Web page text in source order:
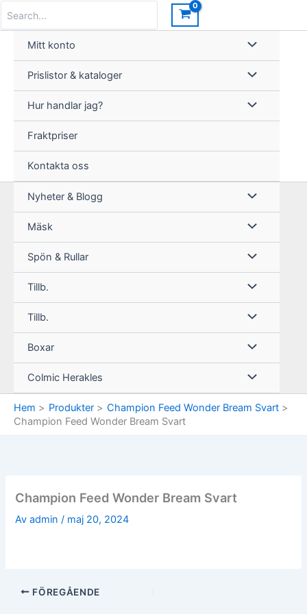
innehåll
for:
Mitt konto
Prislistor & kataloger
Hur handlar jag?
Fraktpriser
Kontakta oss
Nyheter & Blogg
Mäsk
Spön & Rullar
Tillb.
Tillb.
Boxar
Colmic Herakles
Hem Produkter
Champion Feed Wonder Bream Svart
Champion Feed Wonder Bream Svart
Champion Feed Wonder Bream Svart
Avadmin/ maj 20, 2024
FÖREGÅENDE